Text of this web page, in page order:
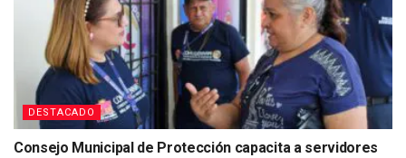
DESTACADO
Consejo Municipal de Protección capacita a servidores